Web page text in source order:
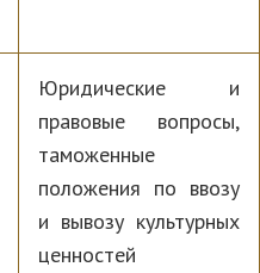
Юридические и
правовые вопросы,
таможенные
положения по ввозу
и вывозу культурных
ценностей